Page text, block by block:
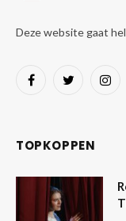
Deze website gaat
FacebookTwitter
TOPKOPPEN